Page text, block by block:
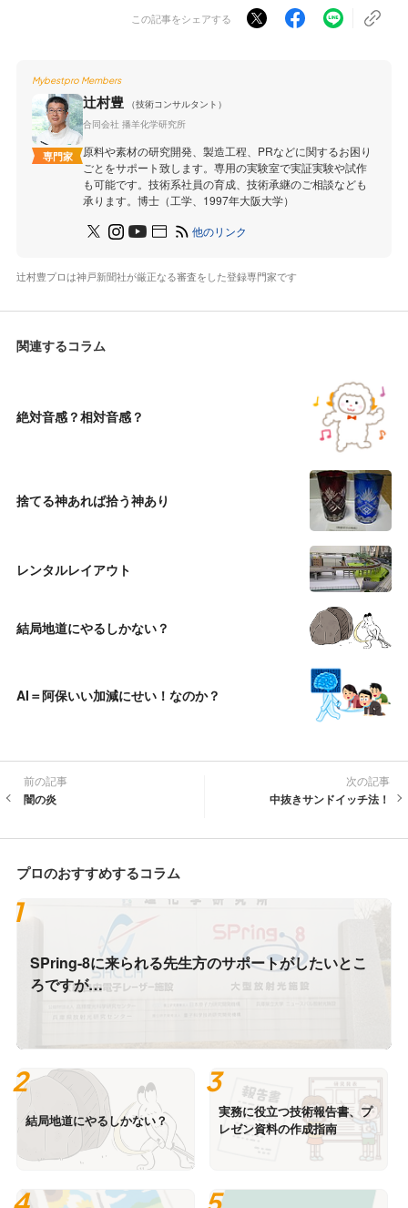
この記事をシェアする
Mybestpro Members
専門家
辻村豊
（技術コンサルタント）
合同会社 播羊化学研究所
原料や素材の研究開発、製造工程、PRなどに関するお困り
ごとをサポート致します。専用の実験室で実証実験や試作
も可能です。技術系社員の育成、技術承継のご相談なども
承ります。博士（工学、1997年大阪大学）
他のリンク
辻村豊プロは神戸新聞社が厳正なる審査をした登録専門家です
関連するコラム
絶対音感？相対音感？
捨てる神あれば拾う神あり
レンタルレイアウト
結局地道にやるしかない？
AI＝阿保いい加減にせい！なのか？
前の記事
闇の炎
次の記事
中抜きサンドイッチ法！
プロのおすすめするコラム
SPring-8に来られる先生方のサポートがしたいとこ
ろですが…
結局地道にやるしかない？
実務に役立つ技術報告書、プ
レゼン資料の作成指南